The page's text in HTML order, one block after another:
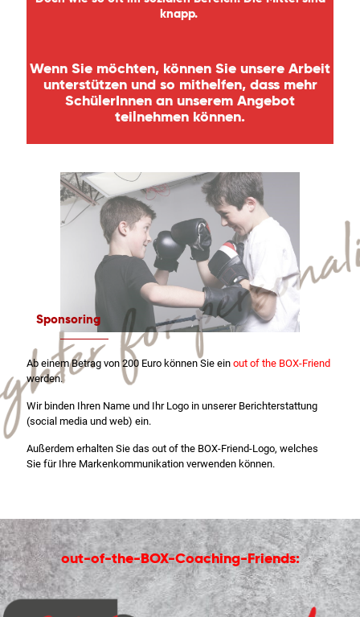
knapp.
Wenn Sie möchten, können Sie unsere Arbeit
unterstützen und so mithelfen, dass mehr
SchülerInnen an unserem Angebot
teilnehmen können.
Sponsoring
Ab einem Betrag von 200 Euro können Sie ein out of the BOX-Friend
werden.
Wir binden Ihren Name und Ihr Logo in unserer Berichterstattung
(social media und web) ein.
Außerdem erhalten Sie das out of the BOX-Friend-Logo, welches
Sie für Ihre Markenkommunikation verwenden können.
out-of-the-BOX-Coaching-Friends: